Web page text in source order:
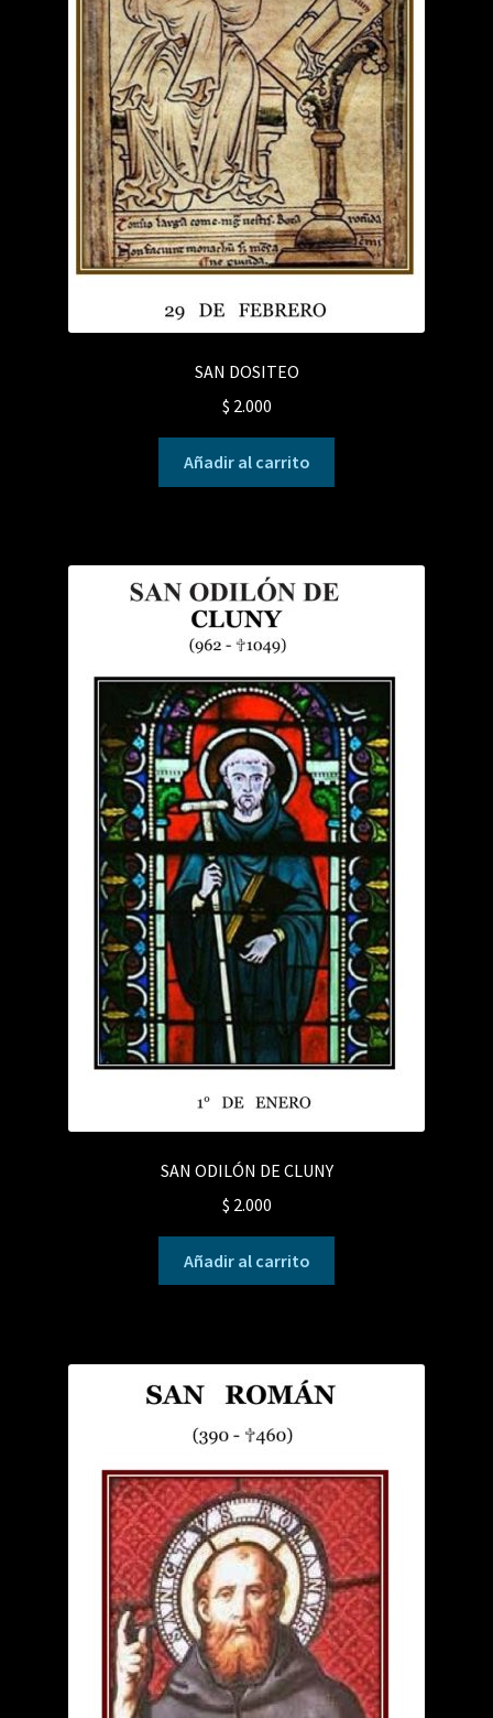
SAN DOSITEO
$ 2.000
Añadir al carrito
SAN ODILÓN DE CLUNY
$ 2.000
Añadir al carrito